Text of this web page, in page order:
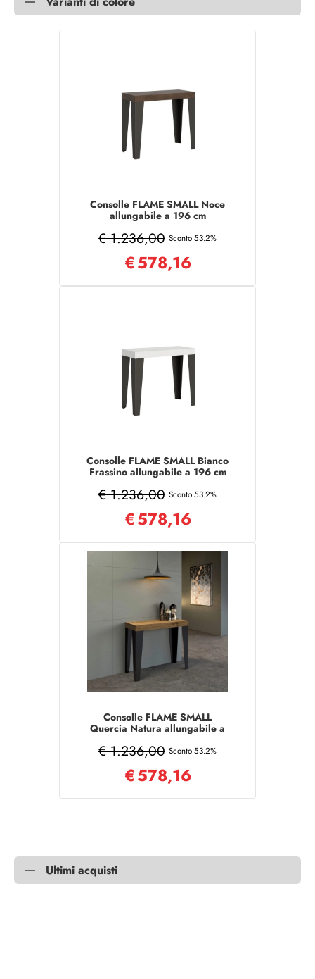
Consolle FLAME SMALL Noce
allungabile a 196 cm
€ 1.236,00 Sconto 53.2%
€578,16
Consolle FLAME SMALL Bianco
Frassino allungabile a 196 cm
€ 1.236,00 Sconto 53.2%
€578,16
Consolle FLAME SMALL
Quercia Natura allungabile a
€ 1.236,00 Sconto 53.2%
€578,16
Ultimi acquisti